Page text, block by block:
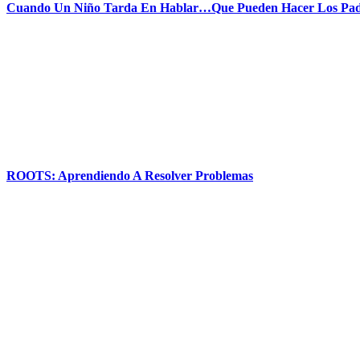
Cuando Un Niño Tarda En Hablar…Que Pueden Hacer Los
ROOTS: Aprendiendo A Resolver Problemas